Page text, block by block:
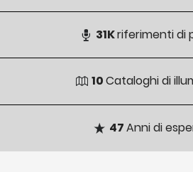
31Kriferimenti di
10Cataloghi di
47Anni di